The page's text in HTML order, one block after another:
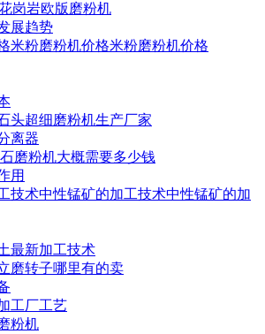
岗岩欧版磨粉机
展趋势
米粉磨粉机价格米粉磨粉机价格
头超细磨粉机生产厂家
离器
磨粉机大概需要多少钱
用
技术中性锰矿的加工技术中性锰矿的加
最新加工技术
磨转子哪里有的卖
工厂工艺
粉机